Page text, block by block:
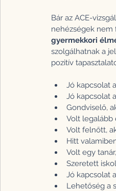
Bár az ACE-
nehézségek nem
gyermekkori
szolgálhatnak a
pozitív
Jó kapcsolat
Jó kapcsolat
Gondviselő,
Volt legalább
Volt felnőtt,
Hitt
Volt egy
Szeretett
Jó kapcsolat
Lehetőség a